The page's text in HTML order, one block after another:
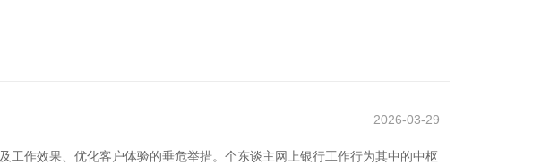
2026-03-29
作效果、优化客户体验的垂危举措。个东谈主网上银行工作行为其中的中枢